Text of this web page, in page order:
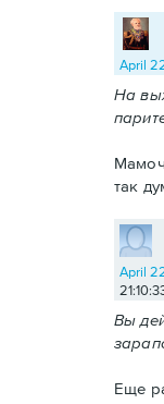
April
На
так
April
Вы
Еще